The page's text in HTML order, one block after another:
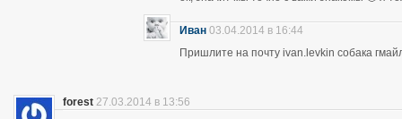
Иван 03.04.2014 в 16:44
Пришлите на почту ivan.levkin собака
forest 27.03.2014 в 13:56